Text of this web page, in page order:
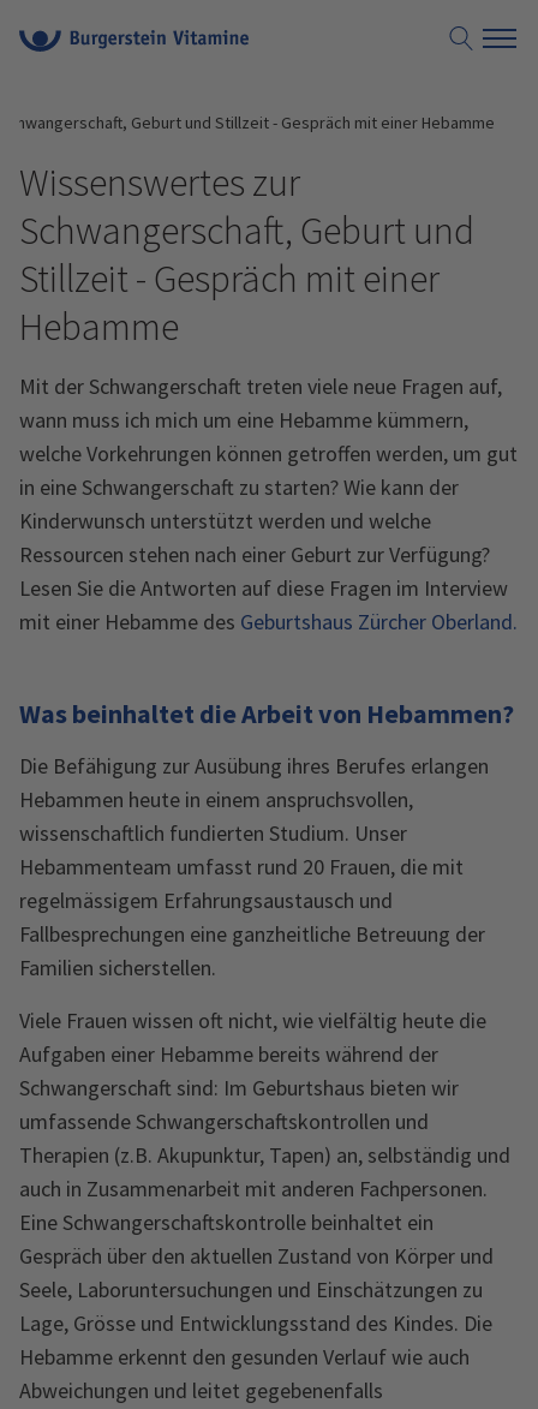
Suche
Geburt und Stillzeit - Gespräch mit einer Hebamme
Wissenswertes zur
Schwangerschaft, Geburt und
Stillzeit - Gespräch mit einer
Hebamme
Mit der Schwangerschaft treten viele neue Fragen auf,
wann muss ich mich um eine Hebamme kümmern,
welche Vorkehrungen können getroffen werden, um gut
in eine Schwangerschaft zu starten? Wie kann der
Kinderwunsch unterstützt werden und welche
Ressourcen stehen nach einer Geburt zur Verfügung?
Lesen Sie die Antworten auf diese Fragen im Interview
mit einer Hebamme des Geburtshaus Zürcher Oberland.
Was beinhaltet die Arbeit von Hebammen?
Die Befähigung zur Ausübung ihres Berufes erlangen
Hebammen heute in einem anspruchsvollen,
wissenschaftlich fundierten Studium. Unser
Hebammenteam umfasst rund 20 Frauen, die mit
regelmässigem Erfahrungsaustausch und
Fallbesprechungen eine ganzheitliche Betreuung der
Familien sicherstellen.
Viele Frauen wissen oft nicht, wie vielfältig heute die
Aufgaben einer Hebamme bereits während der
Schwangerschaft sind: Im Geburtshaus bieten wir
umfassende Schwangerschaftskontrollen und
Therapien (z.B. Akupunktur, Tapen) an, selbständig und
auch in Zusammenarbeit mit anderen Fachpersonen.
Eine Schwangerschaftskontrolle beinhaltet ein
Gespräch über den aktuellen Zustand von Körper und
Seele, Laboruntersuchungen und Einschätzungen zu
Lage, Grösse und Entwicklungsstand des Kindes. Die
Hebamme erkennt den gesunden Verlauf wie auch
Abweichungen und leitet gegebenenfalls